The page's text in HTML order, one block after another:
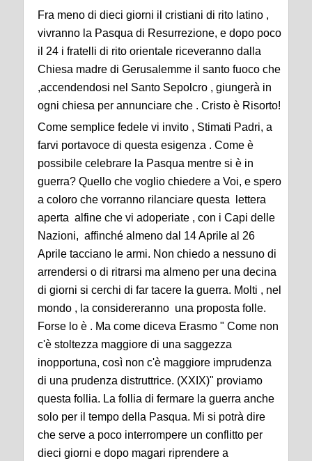
Fra meno di dieci giorni il cristiani di rito latino ,
vivranno la Pasqua di Resurrezione, e dopo poco
il 24 i fratelli di rito orientale riceveranno dalla
Chiesa madre di Gerusalemme il santo fuoco che
,accendendosi nel Santo Sepolcro , giungerà in
ogni chiesa per annunciare che . Cristo è Risorto!
Come semplice fedele vi invito , Stimati Padri, a
farvi portavoce di questa esigenza . Come è
possibile celebrare la Pasqua mentre si è in
guerra? Quello che voglio chiedere a Voi, e spero
a coloro che vorranno rilanciare questa lettera
aperta alfine che vi adoperiate , con i Capi delle
Nazioni, affinché almeno dal 14 Aprile al 26
Aprile tacciano le armi. Non chiedo a nessuno di
arrendersi o di ritrarsi ma almeno per una decina
di giorni si cerchi di far tacere la guerra. Molti , nel
mondo , la considereranno una proposta folle.
Forse lo è . Ma come diceva Erasmo " Come non
c'è stoltezza maggiore di una saggezza
inopportuna, così non c'è maggiore imprudenza
di una prudenza distruttrice. (XXIX)" proviamo
questa follia. La follia di fermare la guerra anche
solo per il tempo della Pasqua. Mi si potrà dire
che serve a poco interrompere un conflitto per
dieci giorni e dopo magari riprendere a